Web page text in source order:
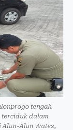
tengah
terciduk dalam
Alun-Alun Wates,